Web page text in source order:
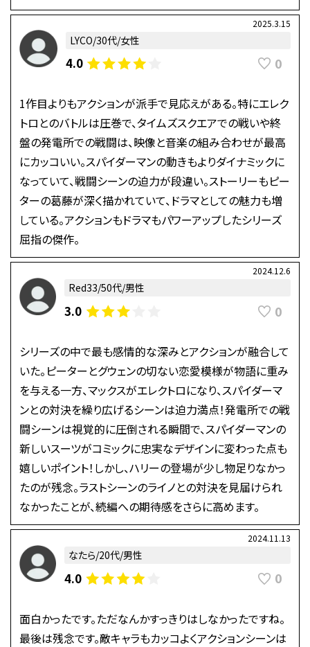
2025.3.15
LYCO/30代/女性
4.0 0
1作目よりもアクションが派手で見応えがある。特にエレク
トロとのバトルは圧巻で、タイムズスクエアでの戦いや終
盤の発電所での戦闘は、映像と音楽の組み合わせが最高
にカッコいい。スパイダーマンの動きもよりダイナミックに
なっていて、戦闘シーンの迫力が段違い。ストーリーもピー
ターの葛藤が深く描かれていて、ドラマとしての魅力も増
している。アクションもドラマもパワーアップしたシリーズ
屈指の傑作。
2024.12.6
Red33/50代/男性
3.0 0
シリーズの中で最も感情的な深みとアクションが融合して
いた。ピーターとグウェンの切ない恋愛模様が物語に重み
を与える一方、マックスがエレクトロになり、スパイダーマ
ンとの対決を繰り広げるシーンは迫力満点！発電所での戦
闘シーンは視覚的に圧倒される瞬間で、スパイダーマンの
新しいスーツがコミックに忠実なデザインに変わった点も
嬉しいポイント！しかし、ハリーの登場が少し物足りなかっ
たのが残念。ラストシーンのライノとの対決を見届けられ
なかったことが、続編への期待感をさらに高めます。
2024.11.13
なたら/20代/男性
4.0 0
面白かったです。ただなんかすっきりはしなかったですね。
最後は残念です。敵キャラもカッコよくアクションシーンは